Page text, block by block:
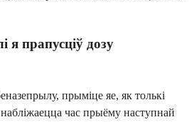
я прапусціў дозу
прыміце яе, як толькі
набліжаецца час прыёму наступнай